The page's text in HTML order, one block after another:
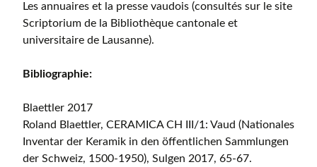
Les annuaires et la presse vaudois (consultés sur le site
Scriptorium de la Bibliothèque cantonale et
universitaire de Lausanne).
Bibliographie:
Blaettler 2017
Roland Blaettler, CERAMICA CH III/1: Vaud (Nationales
Inventar der Keramik in den öffentlichen Sammlungen
der Schweiz, 1500-1950), Sulgen 2017, 65-67.